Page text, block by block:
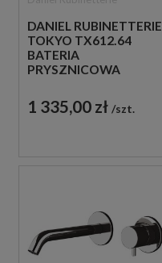
DANIEL RUBINETTERIE
TOKYO TX612.64
BATERIA
PRYSZNICOWA
JEDNOUCHWYTOWA
MIEDZIANA
1 335,00 zł szt.